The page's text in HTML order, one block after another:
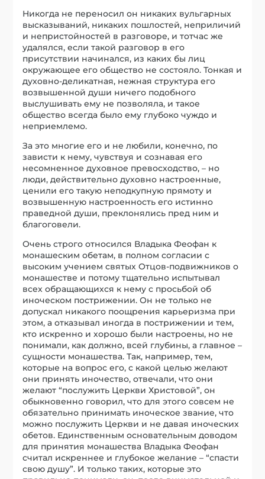
Никогда не переносил он никаких вульгарных
высказываний, никаких пошлостей, неприличий
и непристойностей в разговоре, и тотчас же
удалялся, если такой разговор в его
присутствии начинался, из каких бы лиц
окружающее его общество не состояло. Тонкая и
духовно-деликатная, нежная структура его
возвышенной души ничего подобного
выслушивать ему не позволяла, и такое
общество всегда было ему глубоко чуждо и
неприемлемо.
За это многие его и не любили, конечно, по
зависти к нему, чувствуя и сознавая его
несомненное духовное превосходство, – но
люди, действительно духовно настроенные,
ценили его такую неподкупную прямоту и
возвышенную настроенность его истинно
праведной души, преклонялись пред ним и
благоговели.
Очень строго относился Владыка Феофан к
монашеским обетам, в полном согласии с
высоким учением святых Отцов-подвижников о
монашестве и потому тщательно испытывал
всех обращающихся к нему с просьбой об
иноческом пострижении. Он не только не
допускал никакого поощрения карьеризма при
этом, а отказывал иногда в пострижении и тем,
кто искренно и хорошо были настроены, но не
понимали, как должно, всей глубины, а главное –
сущности монашества. Так, например, тем,
которые на вопрос его, с какой целью желают
они принять иночество, отвечали, что они
желают “послужить Церкви Христовой”, он
обыкновенно говорил, что для этого совсем не
обязательно принимать иноческое звание, что
можно послужить Церкви и не давая иноческих
обетов. Единственным основательным доводом
для принятия монашества Владыка Феофан
считал искреннее и глубокое желание – “спасти
свою душу”. И только таких, которые это